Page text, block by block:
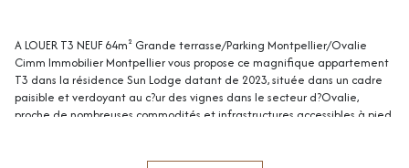
A LOUER T3 NEUF 64m² Grande terrasse/Parking Montpellier/Ovalie
Cimm Immobilier Montpellier vous propose ce magnifique appartement
T3 dans la résidence Sun Lodge datant de 2023, située dans un cadre
paisible et verdoyant au c?ur des vignes dans le secteur d?Ovalie,
proche de nombreuses commodités et infrastructures accessibles à pied